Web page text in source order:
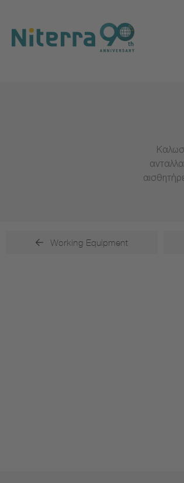
main
navigation
main
content
footer
Working Equipment